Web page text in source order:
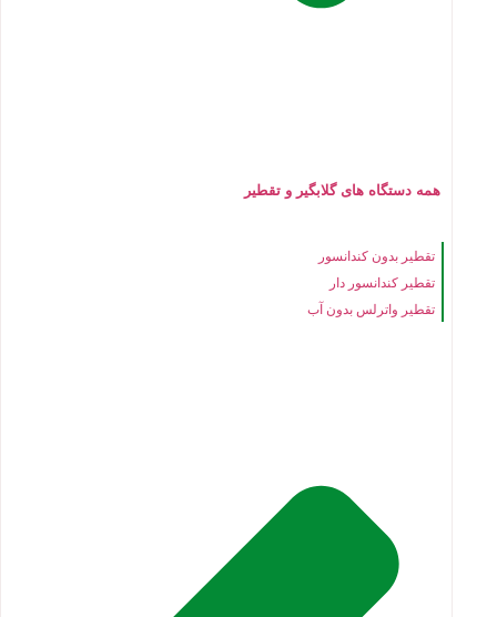
همه دستگاه های گلابگیر و تقطیر
تقطیر بدون کندانسور
تقطیر کندانسور دار
تقطیر واترلس بدون آب